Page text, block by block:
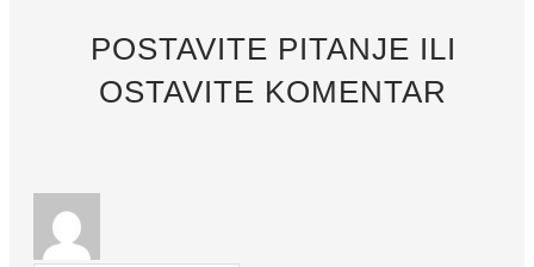
POSTAVITE PITANJE ILI
OSTAVITE KOMENTAR